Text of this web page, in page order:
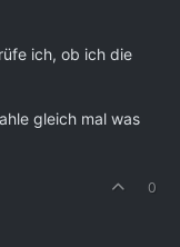
ich, ob ich die
gleich mal was
0